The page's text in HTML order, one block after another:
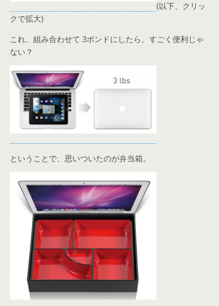
(以下、クリッ
クで拡大)
これ、組み合わせて 3ボンドにしたら、すごく便利じゃ
ない？
ということで、思いついたのが弁当箱。